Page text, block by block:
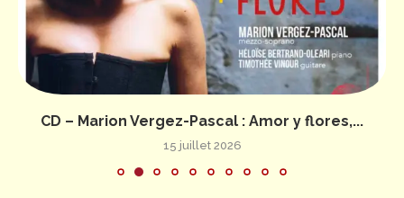
CD – Marion Vergez-Pascal : Amor y flores,...
15 juillet 2026